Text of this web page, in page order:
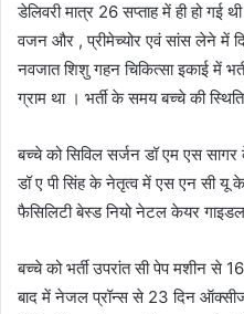
डेलिवरी मात्र 26 सप्ताह में ही हो गई
वजन और , प्रीमेच्योर एवं सांस लेने में
नवजात शिशु गहन चिकित्सा इकाई में
ग्राम था । भर्ती के समय बच्चे की
बच्चे को सिविल सर्जन डॉ एम एस सागर
डॉ ए पी सिंह के नेतृत्व में एस एन सी यू के
फैसिलिटी बेस्ड नियो नेटल केयर
बच्चे को भर्ती उपरांत सी पेप मशीन से
बाद में नेजल प्रॉन्स से 23 दिन